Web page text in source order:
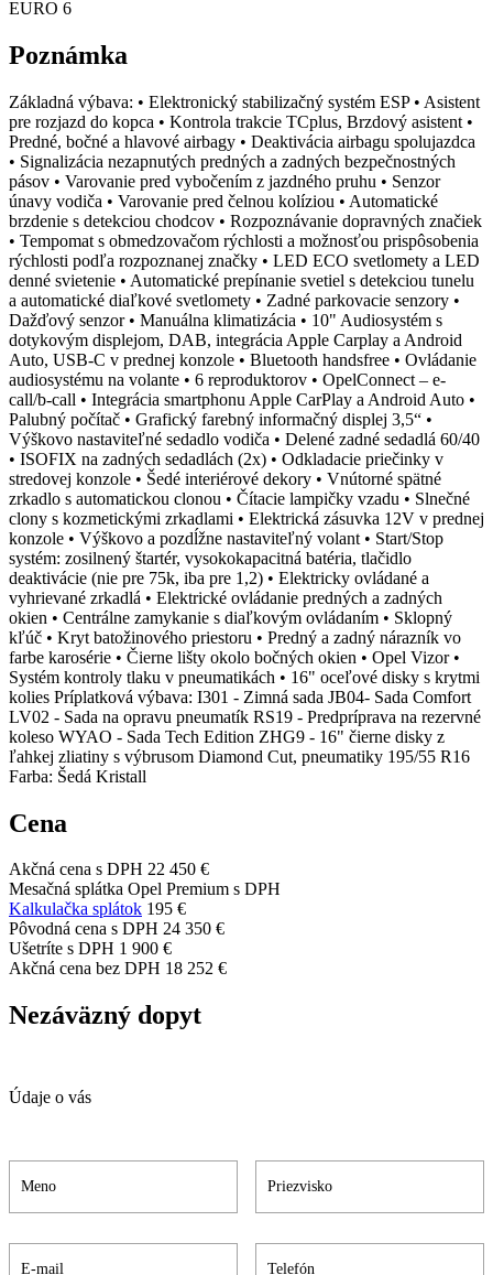
EURO 6
Poznámka
Základná výbava: • Elektronický stabilizačný systém ESP • Asistent
pre rozjazd do kopca • Kontrola trakcie TCplus, Brzdový asistent •
Predné, bočné a hlavové airbagy • Deaktivácia airbagu spolujazdca
• Signalizácia nezapnutých predných a zadných bezpečnostných
pásov • Varovanie pred vybočením z jazdného pruhu • Senzor
únavy vodiča • Varovanie pred čelnou kolíziou • Automatické
brzdenie s detekciou chodcov • Rozpoznávanie dopravných značiek
• Tempomat s obmedzovačom rýchlosti a možnosťou prispôsobenia
rýchlosti podľa rozpoznanej značky • LED ECO svetlomety a LED
denné svietenie • Automatické prepínanie svetiel s detekciou tunelu
a automatické diaľkové svetlomety • Zadné parkovacie senzory •
Dažďový senzor • Manuálna klimatizácia • 10" Audiosystém s
dotykovým displejom, DAB, integrácia Apple Carplay a Android
Auto, USB-C v prednej konzole • Bluetooth handsfree • Ovládanie
audiosystému na volante • 6 reproduktorov • OpelConnect – e-
call/b-call • Integrácia smartphonu Apple CarPlay a Android Auto •
Palubný počítač • Grafický farebný informačný displej 3,5“ •
Výškovo nastaviteľné sedadlo vodiča • Delené zadné sedadlá 60/40
• ISOFIX na zadných sedadlách (2x) • Odkladacie priečinky v
stredovej konzole • Šedé interiérové dekory • Vnútorné spätné
zrkadlo s automatickou clonou • Čítacie lampičky vzadu • Slnečné
clony s kozmetickými zrkadlami • Elektrická zásuvka 12V v prednej
konzole • Výškovo a pozdĺžne nastaviteľný volant • Start/Stop
systém: zosilnený štartér, vysokokapacitná batéria, tlačidlo
deaktivácie (nie pre 75k, iba pre 1,2) • Elektricky ovládané a
vyhrievané zrkadlá • Elektrické ovládanie predných a zadných
okien • Centrálne zamykanie s diaľkovým ovládaním • Sklopný
kľúč • Kryt batožinového priestoru • Predný a zadný nárazník vo
farbe karosérie • Čierne lišty okolo bočných okien • Opel Vizor •
Systém kontroly tlaku v pneumatikách • 16" oceľové disky s krytmi
kolies Príplatková výbava: I301 - Zimná sada JB04- Sada Comfort
LV02 - Sada na opravu pneumatík RS19 - Predpríprava na rezervné
koleso WYAO - Sada Tech Edition ZHG9 - 16" čierne disky z
ľahkej zliatiny s výbrusom Diamond Cut, pneumatiky 195/55 R16
Farba: Šedá Kristall
Cena
Akčná cena s DPH 22 450 €
Mesačná splátka Opel Premium s DPH
Kalkulačka splátok 195 €
Pôvodná cena s DPH 24 350 €
Ušetríte s DPH 1 900 €
Akčná cena bez DPH 18 252 €
Nezáväzný dopyt
Údaje o vás